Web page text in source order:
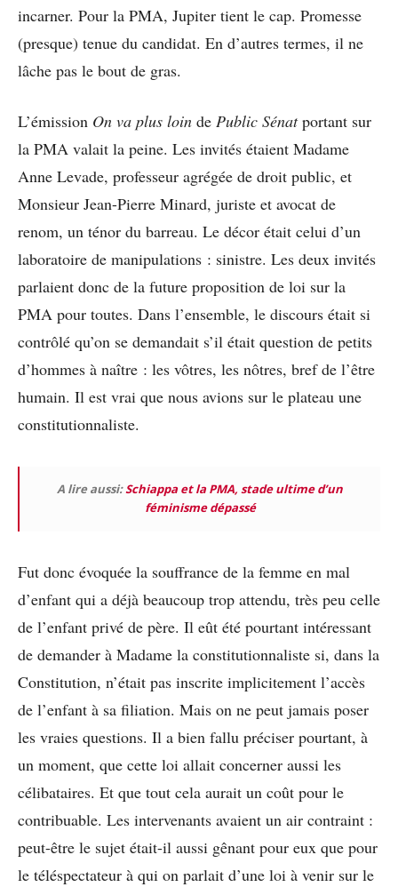
incarner. Pour la PMA, Jupiter tient le cap. Promesse
(presque) tenue du candidat. En d’autres termes, il ne
lâche pas le bout de gras.
L’émission On va plus loin de Public Sénatportant sur
la PMA valait la peine. Les invités étaient Madame
Anne Levade, professeur agrégée de droit public, et
Monsieur Jean-Pierre Minard, juriste et avocat de
renom, un ténor du barreau. Le décor était celui d’un
laboratoire de manipulations : sinistre. Les deux invités
parlaient donc de la future proposition de loi sur la
PMA pour toutes. Dans l’ensemble, le discours était si
contrôlé qu’on se demandait s’il était question de petits
d’hommes à naître : les vôtres, les nôtres, bref de l’être
humain. Il est vrai que nous avions sur le plateau une
constitutionnaliste.
A lire aussi:Schiappa et la PMA, stade ultime d’un
féminisme dépassé
Fut donc évoquée la souffrance de la femme en mal
d’enfant qui a déjà beaucoup trop attendu, très peu celle
de l’enfant privé de père. Il eût été pourtant intéressant
de demander à Madame la constitutionnaliste si, dans la
Constitution, n’était pas inscrite implicitement l’accès
de l’enfant à sa filiation. Mais on ne peut jamais poser
les vraies questions. Il a bien fallu préciser pourtant, à
un moment, que cette loi allait concerner aussi les
célibataires. Et que tout cela aurait un coût pour le
contribuable. Les intervenants avaient un air contraint :
peut-être le sujet était-il aussi gênant pour eux que pour
le téléspectateur à qui on parlait d’une loi à venir sur le